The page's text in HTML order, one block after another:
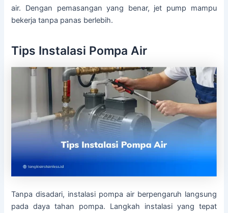
air. Dengan pemasangan yang benar, jet pump mampu
bekerja tanpa panas berlebih.
Tips Instalasi Pompa Air
Tanpa disadari, instalasi pompa air berpengaruh langsung
pada daya tahan pompa. Langkah instalasi yang tepat